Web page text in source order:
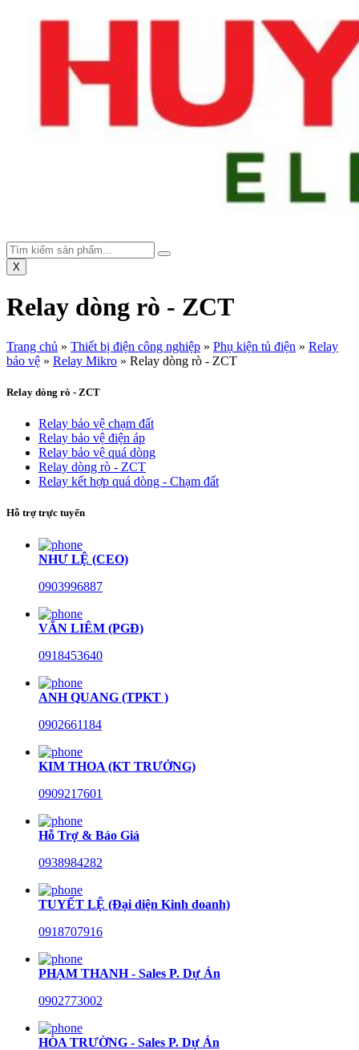
X
Relay dòng rò - ZCT
Trang chủ » Thiết bị điện công nghiệp » Phụ kiện tủ điện » Relay
bảo vệ » Relay Mikro » Relay dòng rò - ZCT
Relay dòng rò - ZCT
Relay bảo vệ chạm đất
Relay bảo vệ điện áp
Relay bảo vệ quá dòng
Relay dòng rò - ZCT
Relay kết hợp quá dòng - Chạm đất
Hỗ trợ trực tuyến
NHƯ LỆ (CEO)
0903996887
VĂN LIÊM (PGĐ)
0918453640
ANH QUANG (TPKT )
0902661184
KIM THOA (KT TRƯỞNG)
0909217601
Hỗ Trợ & Báo Giá
0938984282
TUYẾT LỆ (Đại diện Kinh doanh)
0918707916
PHẠM THANH - Sales P. Dự Án
0902773002
HÒA TRƯỜNG - Sales P. Dự Án